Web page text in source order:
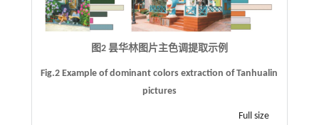
图2 昙华林图片主色调提取示例
Fig.2 Example of dominant colors extraction of Tanhualin
pictures
Full size